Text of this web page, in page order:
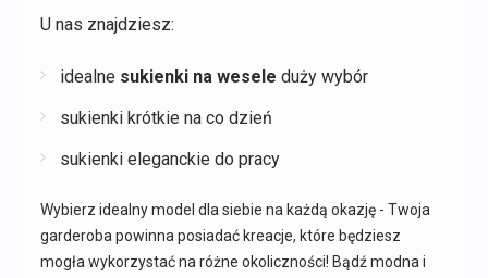
U nas znajdziesz:
idealne sukienki na wesele duży wybór
sukienki krótkie na co dzień
sukienki eleganckie do pracy
Wybierz idealny model dla siebie na każdą okazję - Twoja
garderoba powinna posiadać kreacje, które będziesz
mogła wykorzystać na różne okoliczności! Bądź modna i